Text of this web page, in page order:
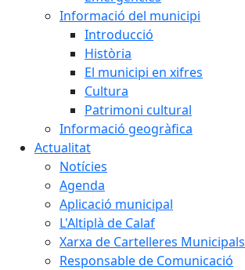
Informació del municipi
Introducció
Història
El municipi en xifres
Cultura
Patrimoni cultural
Informació geogràfica
Actualitat
Notícies
Agenda
Aplicació municipal
L'Altiplà de Calaf
Xarxa de Cartelleres Municipals
Responsable de Comunicació